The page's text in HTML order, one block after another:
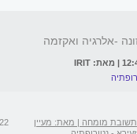
-אלרגיה ואקזמה
תשובת מומחה | מאת: מעיין